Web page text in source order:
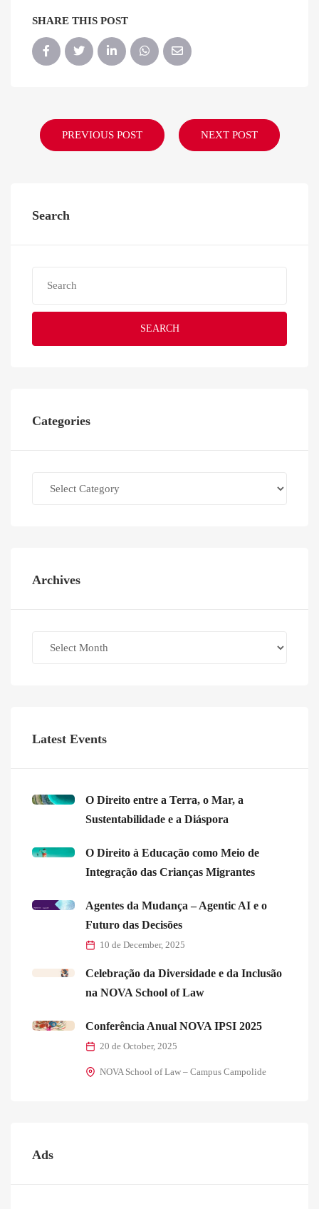
SHARE THIS POST
PREVIOUS POST NEXT POST
Search
SEARCH
Categories
Archives
Latest Events
O Direito entre a Terra, o Mar, a
Sustentabilidade e a Diáspora
O Direito à Educação como Meio de
Integração das Crianças Migrantes
Agentes da Mudança – Agentic AI e o
Futuro das Decisões
10 de December, 2025
Celebração da Diversidade e da Inclusão
na NOVA School of Law
Conferência Anual NOVA IPSI 2025
20 de October, 2025
NOVA School of Law – Campus Campolide
Ads